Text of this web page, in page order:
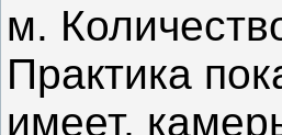
м.
Практика
имеет,